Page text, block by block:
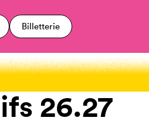
Billetterie
26.27